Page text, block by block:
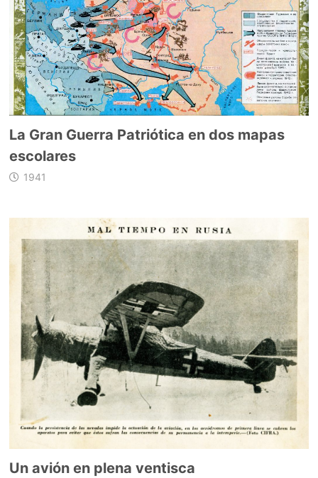
La Gran Guerra Patriótica en dos mapas
escolares
1941
Un avión en plena ventisca